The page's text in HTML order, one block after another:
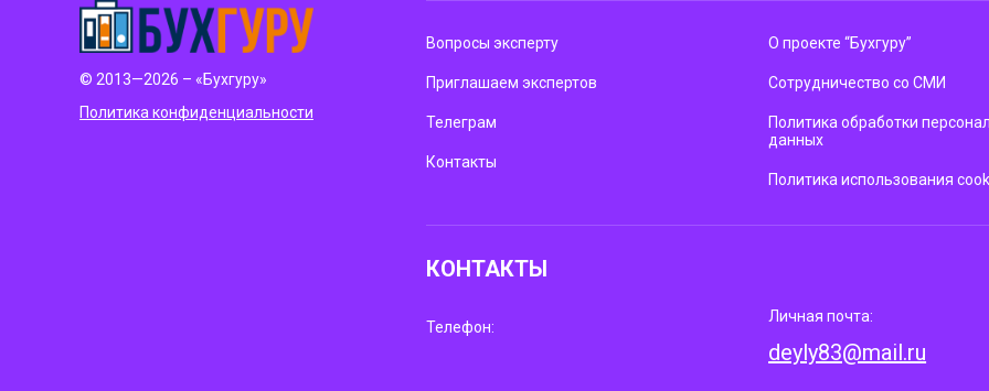
© 2013—2026 – «Бухгуру»
Политика конфиденциальности
Вопросы эксперту
Приглашаем экспертов
Телеграм
Контакты
О проекте “Бухгуру”
Сотрудничество со СМИ
Политика обработки
данных
Политика использования
КОНТАКТЫ
Телефон:
Личная почта:
deyly83@mail.ru